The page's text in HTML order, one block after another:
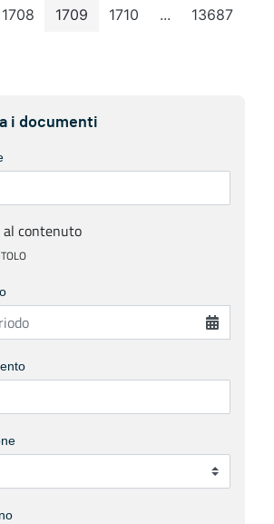
intermedie
Pagina
1708 Pagina
1709 Pagina
1710 ...PaginePagina
13687
i documenti
al contenuto